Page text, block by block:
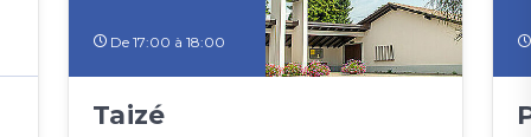
De 17:00 à 18:00
Taizé